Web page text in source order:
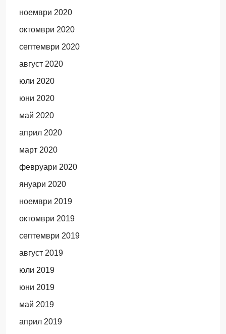
ноември 2020
октомври 2020
септември 2020
август 2020
юли 2020
юни 2020
май 2020
април 2020
март 2020
февруари 2020
януари 2020
ноември 2019
октомври 2019
септември 2019
август 2019
юли 2019
юни 2019
май 2019
април 2019